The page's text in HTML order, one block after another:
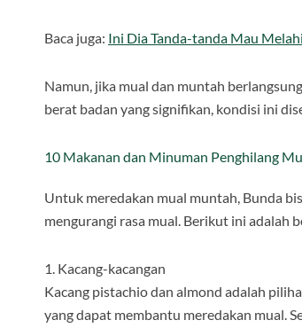
Baca juga: Ini Dia Tanda-tanda Mau
Namun, jika mual dan muntah
berat badan yang signifikan, kondisi ini
10 Makanan dan Minuman Penghilang
Untuk meredakan mual muntah, Bunda
mengurangi rasa mual. Berikut ini adalah
1. Kacang-kacangan
Kacang pistachio dan almond adalah
yang dapat membantu meredakan mual.